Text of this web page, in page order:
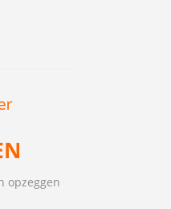
opzeggen